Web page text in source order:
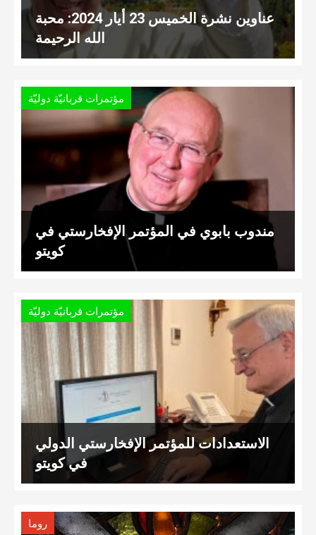
عناوين نشرة الخميس 23 أيار 2024: محبة
الله الرحيمة
مؤتمرات قربانيّة دوليّة
مندوب بابوي في المؤتمر الإفخارستي في
كويتو
مؤتمرات قربانيّة دوليّة
الاستعدادات للمؤتمر الإفخارستي الدولي
في كويتو
روما